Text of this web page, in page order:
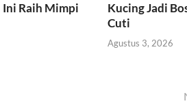
Raih Mimpi
Kucing Jadi
Cuti
Agustus 3, 2026